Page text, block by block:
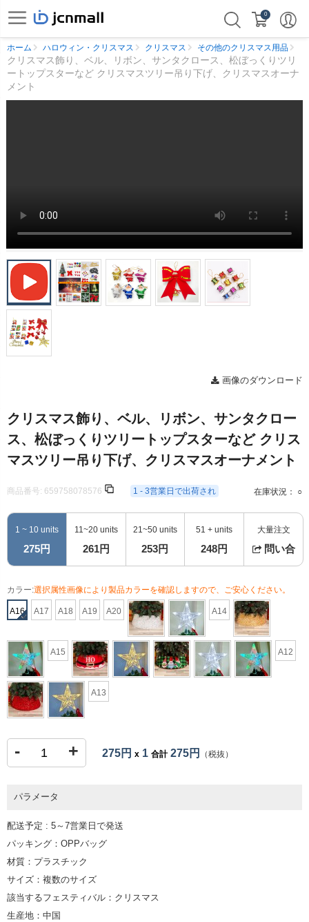
0
ホーム ハロウィン・クリスマス クリスマス その他のクリスマス用品
クリスマス飾り、ベル、リボン、サンタクロース、松ぼっくりツリ
ートップスターなど クリスマスツリー吊り下げ、クリスマスオーナ
メント
画像のダウンロード
クリスマス飾り、ベル、リボン、サンタクロー
ス、松ぼっくりツリートップスターなど クリス
マスツリー吊り下げ、クリスマスオーナメント
商品番号: 659758078576 1 - 3営業日で出荷され 在庫状況： ○
1 ~ 10 units
275円
11~20 units
261円
21~50 units
253円
51 + units
248円
大量注文
問い合
カラー:選択属性画像により製品カラーを確認しますので、ご安心ください。
A16 A17 A18 A19 A20 A14
A15 A12
A13
- + 275円 x 1 合計275円 （税抜）
パラメータ
配送予定 : 5～7営業日で発送
パッキング：OPPバッグ
材質：プラスチック
サイズ：複数のサイズ
該当するフェスティバル：クリスマス
生産地：中国